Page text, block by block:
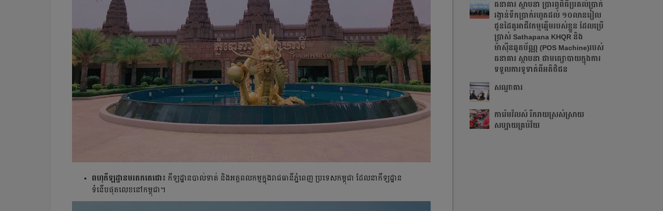
ពហុកីឡដ្ឋានមរតកតេជោ៖ កីឡដ្ឋានបាល់ទាត់ និងអត្តពលកម្មក្នុងរាជធានីភ្នំពេញ ប្រទេសកម្ពុជា ដែលនាកីឡដ្ឋាន
ទំនើបផុតលេខនៅកម្ពុជា។
ធនាគារ ស្ថាបនា ប្រារព្ធពិធីប្រគល់ប្រាក់
រង្វាន់ទឹកប្រាក់រហូតដល់ ១០លានរៀល
ជូនដៃគូអាជីវកម្មឆ្នើមរបស់ខ្លួន ដែលប្រើ
ប្រាស់ Sathapana KHQR និង
ម៉ាស៊ីនឆូតប័ណ្ណ (POS Machine)របស់
ធនាគារ ស្ថាបនា ជាមធ្យោបាយក្នុងការ
ទទួលការទូទាត់ពីអតិថិជន
សណ្ឋាគារ
ការ៉េមវ៉លស៍ រីករាយស្រស់ស្រាយ
សប្បាយគ្រប់វ័យ